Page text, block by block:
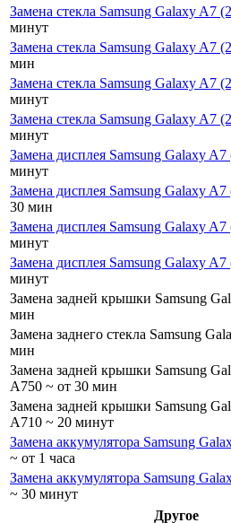
Замена стекла Samsung Galaxy A7
минут
Замена стекла Samsung Galaxy A7
мин
Замена стекла Samsung Galaxy A7
минут
Замена стекла Samsung Galaxy A7
минут
Замена дисплея Samsung Galaxy
минут
Замена дисплея Samsung Galaxy
30 мин
Замена дисплея Samsung Galaxy
минут
Замена дисплея Samsung Galaxy
минут
Замена задней крышки Samsung
мин
Замена заднего стекла Samsung
мин
Замена задней крышки Samsung
A750 ~ от 30 мин
Замена задней крышки Samsung
A710 ~ 20 минут
Замена аккумулятора Samsung
~ от 1 часа
Замена аккумулятора Samsung
~ 30 минут
Другое